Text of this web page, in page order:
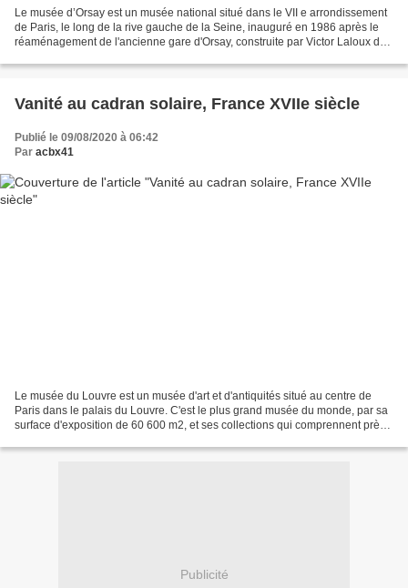
Le musée d’Orsay est un musée national situé dans le VII e arrondissement
de Paris, le long de la rive gauche de la Seine, inauguré en 1986 après le
réaménagement de l'ancienne gare d'Orsay, construite par Victor Laloux de
Vanité au cadran solaire, France XVIIe siècle
Publié le 09/08/2020 à 06:42
Par acbx41
Le musée du Louvre est un musée d'art et d'antiquités situé au centre de
Paris dans le palais du Louvre. C'est le plus grand musée du monde, par sa
surface d'exposition de 60 600 m2, et ses collections qui comprennent près
Publicité